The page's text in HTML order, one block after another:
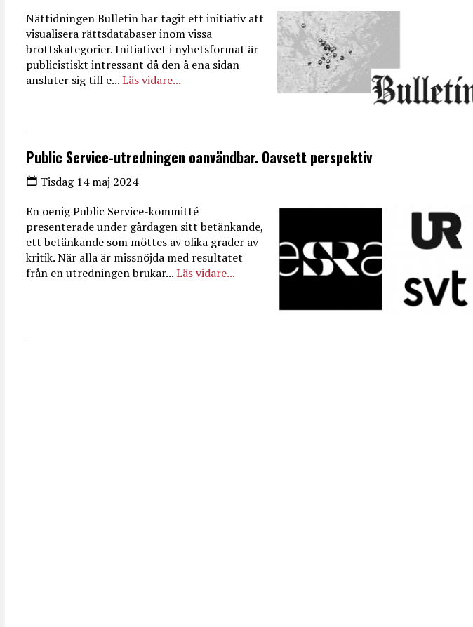
Nättidningen Bulletin har tagit ett initiativ att
visualisera rättsdatabaser inom vissa
brottskategorier. Initiativet i nyhetsformat är
publicistiskt intressant då den å ena sidan
ansluter sig till e...Läs vidare...
Public Service-utredningen oanvändbar. Oavsett perspektiv
Tisdag 14 maj 2024
En oenig Public Service-kommitté
presenterade under gårdagen sitt betänkande,
ett betänkande som möttes av olika grader av
kritik. När alla är missnöjda med resultatet
från en utredningen brukar...Läs vidare...